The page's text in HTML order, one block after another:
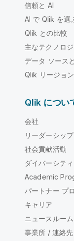
信頼と AI
AI で Qlik を選
Qlik との比較
主なテクノロ
データ ソース
Qlik リージョン
Qlik につい
会社
リーダーシップ
社会貢献活動
ダイバーシティ
Academic
パートナー プ
キャリア
ニュースルーム
事業所 / 連絡先